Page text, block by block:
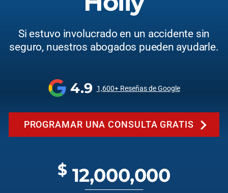
Si estuvo involucrado en un accidente sin
seguro, nuestros abogados pueden ayudarle.
4.9 1,600+ Reseñas de Google
PROGRAMAR UNA CONSULTA GRATIS
$ 12,000,000